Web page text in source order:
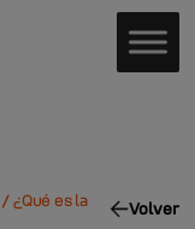
/¿Qué es la
Volver